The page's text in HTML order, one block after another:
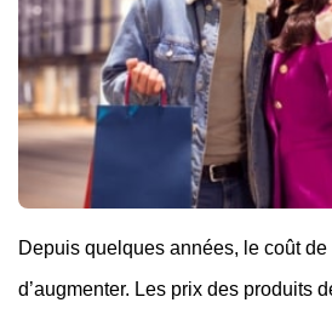
Depuis quelques années, le coût
d’augmenter. Les prix des produits